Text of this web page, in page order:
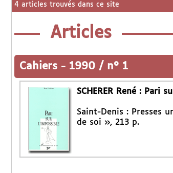
4 articles trouvés dans ce site
Articles
Cahiers - 1990 / n° 1
SCHERER René : Pari
Saint-Denis : Presses
de soi », 213 p.